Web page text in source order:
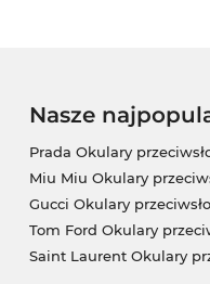
Nasze
Prada Okulary
Miu Miu Okulary
Gucci Okulary
Tom Ford Okulary
Saint Laurent Okulary